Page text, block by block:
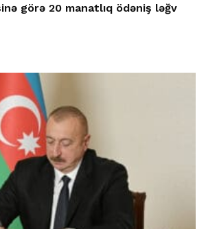
görə 20 manatlıq ödəniş ləğv